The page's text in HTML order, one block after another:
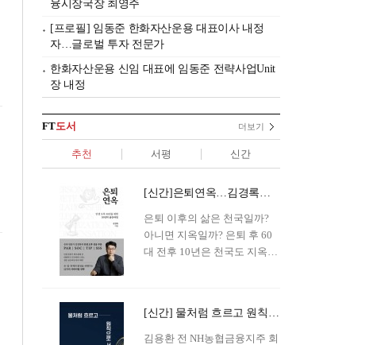
융시장국장 최영주
[프로필] 임동준 한화자산운용 대표이사 내정
자…글로벌 투자 전문가
한화자산운용 신임 대표에 임동준 전략사업Unit
장 내정
FT도서 더보기
추천 서평 신간
[신간]은퇴연옥…김경록의 은퇴 후 삶의 나침반
은퇴 이후의 삶은 천국일까?
아니면 지옥일까? 은퇴 후 60
대 전후 10년은 천국도 지옥도
은퇴 설계를 가이드해 온 김경
록 옵투스자산운용의 고문이
[신간] 물처럼 흐르고 원칙으로 서다…김용환의 통찰을 담다
김용환 전 NH농협금융지주 회